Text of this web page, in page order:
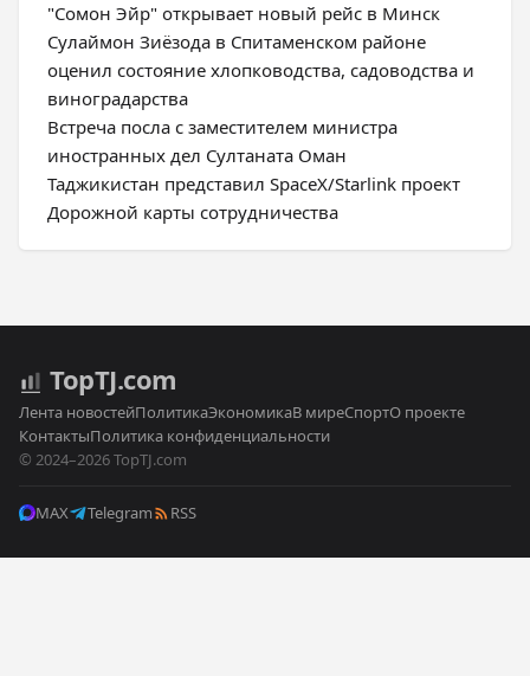
"Сомон Эйр" открывает новый рейс в Минск
Сулаймон Зиёзода в Спитаменском районе
оценил состояние хлопководства, садоводства и
виноградарства
Встреча посла с заместителем министра
иностранных дел Султаната Оман
Таджикистан представил SpaceX/Starlink проект
Дорожной карты сотрудничества
TopTJ.com
Лента новостейПолитикаЭкономикаВ миреСпортО проекте
КонтактыПолитика конфиденциальности
© 2024–2026 TopTJ.com
MAX Telegram RSS